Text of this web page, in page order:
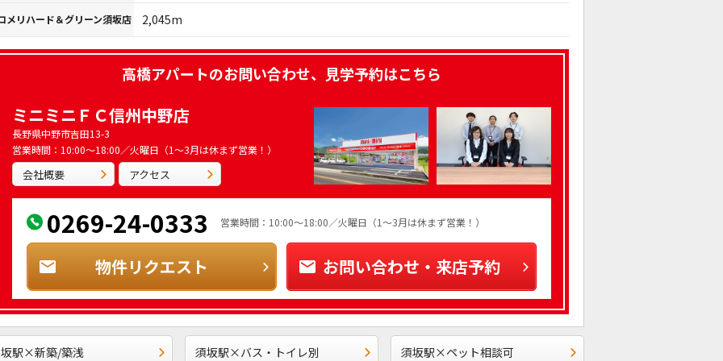
メリハード＆グリーン須坂店 2,045m
高橋アパートのお問い合わせ、見学予約はこちら
ミニミニＦＣ信州中野店
長野県中野市吉田13-3
営業時間：10:00～18:00／火曜日（1～3月は休まず営業！）
会社概要 アクセス
0269-24-0333 営業時間：10:00～18:00／火曜日（1～3月は休まず営業！）
物件リクエスト お問い合わせ・来店予約
駅×新築/築浅 須坂駅×バス・トイレ別 須坂駅×ペット相談可